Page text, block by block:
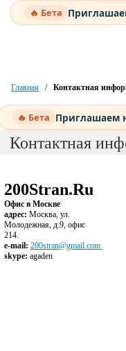
🔥 Бета
Главная / Контактная
🔥 Бета Приглашаем
Контактная
200Stran.Ru
Офис в Москве
адрес: Москва, ул.
Молодежная, д.9, офис
214.
e-mail: 200stran@gmail.com
skype: agaden